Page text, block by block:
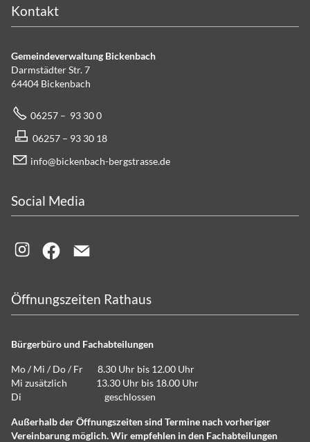
Kontakt
Gemeindeverwaltung Bickenbach
Darmstädter Str. 7
64404 Bickenbach
06257 – 93 30 0
06257 – 93 30 18
info@bickenbach-bergstrasse.de
Social Media
Öffnungszeiten Rathaus
Bürgerbüro und Fachabteilungen
Mo / Mi / Do / Fr 8.30 Uhr bis 12.00 Uhr
Mi zusätzlich 13.30 Uhr bis 18.00 Uhr
Di geschlossen
Außerhalb der Öffnungszeiten sind Termine nach vorheriger
Vereinbarung möglich. Wir empfehlen in den Fachabteilungen